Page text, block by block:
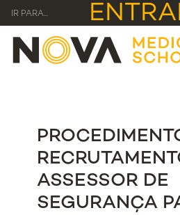
IR PARA...
ASSESSOR DE
SEGURANÇA